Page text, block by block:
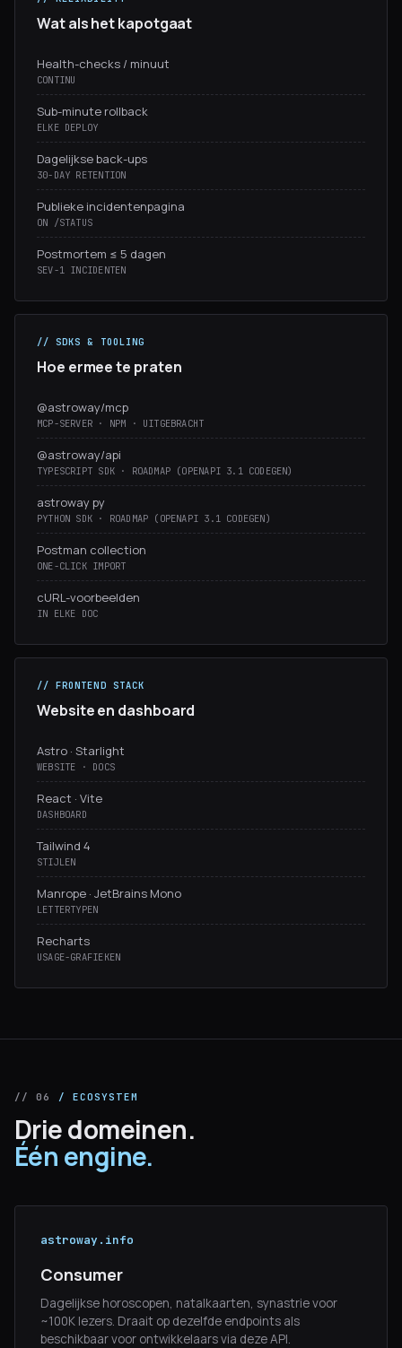
Wat als het kapotgaat
Health-checks / minuut
CONTINU
Sub-minute rollback
ELKE DEPLOY
Dagelijkse back-ups
30-DAY RETENTION
Publieke incidentenpagina
ON /STATUS
Postmortem ≤ 5 dagen
SEV-1 INCIDENTEN
// SDKS & TOOLING
Hoe ermee te praten
@astroway/mcp
MCP-SERVER · NPM · UITGEBRACHT
@astroway/api
TYPESCRIPT SDK · ROADMAP (OPENAPI 3.1 CODEGEN)
astroway py
PYTHON SDK · ROADMAP (OPENAPI 3.1 CODEGEN)
Postman collection
ONE-CLICK IMPORT
cURL-voorbeelden
IN ELKE DOC
// FRONTEND STACK
Website en dashboard
Astro · Starlight
WEBSITE · DOCS
React · Vite
DASHBOARD
Tailwind 4
STIJLEN
Manrope · JetBrains Mono
LETTERTYPEN
Recharts
USAGE-GRAFIEKEN
// 06 / ECOSYSTEM
Drie domeinen.
Één engine.
astroway.info
Consumer
Dagelijkse horoscopen, natalkaarten, synastrie voor
~100K lezers. Draait op dezelfde endpoints als
beschikbaar voor ontwikkelaars via deze API.